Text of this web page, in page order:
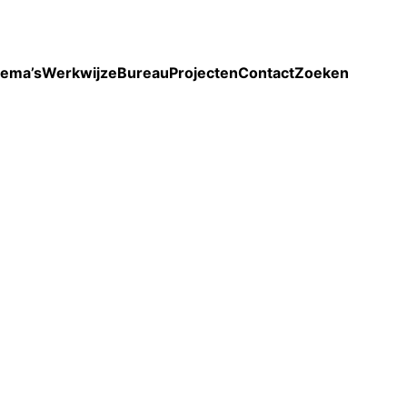
WerkwijzeBureauProjectenContactZoeken